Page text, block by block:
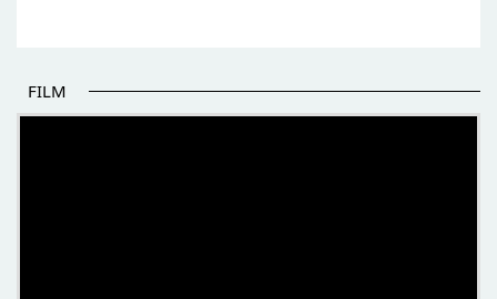
FILM